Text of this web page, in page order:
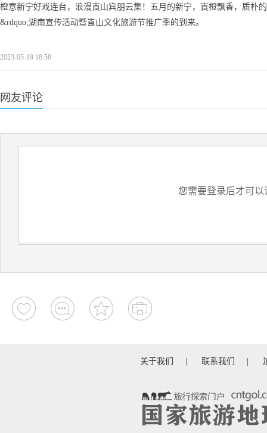
橙意新宁好戏连台，浪漫崀山宾朋云集！五月的新宁，崀橙飘香，质朴
&rdquo;湖南宣传活动暨崀山文化旅游节推广季的到来。
2023-05-19 18:58
网友评论
您需要登录后才可以
关于我们 联系我们